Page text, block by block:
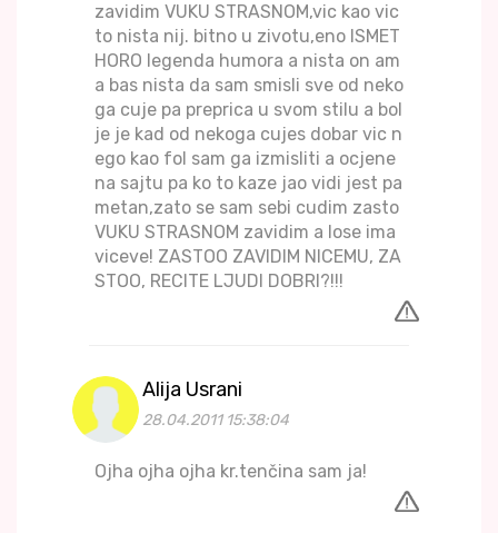
zavidim VUKU STRASNOM,vic kao vic
to nista nij. bitno u zivotu,eno ISMET
HORO legenda humora a nista on am
a bas nista da sam smisli sve od neko
ga cuje pa preprica u svom stilu a bol
je je kad od nekoga cujes dobar vic n
ego kao fol sam ga izmisliti a ocjene
na sajtu pa ko to kaze jao vidi jest pa
metan,zato se sam sebi cudim zasto
VUKU STRASNOM zavidim a lose ima
viceve! ZASTOO ZAVIDIM NICEMU, ZA
STOO, RECITE LJUDI DOBRI?!!!
Alija Usrani
28.04.2011 15:38:04
Ojha ojha ojha kr.tenčina sam ja!